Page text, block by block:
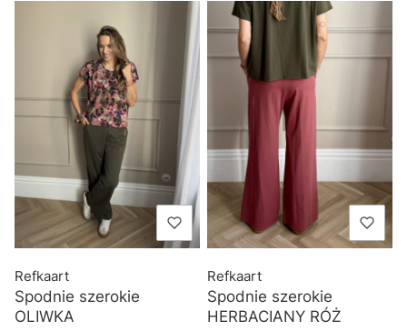
Spodnie szerokie
OLIWKA
Refkaart
Spodnie szerokie
HERBACIANY RÓŻ
Refkaart